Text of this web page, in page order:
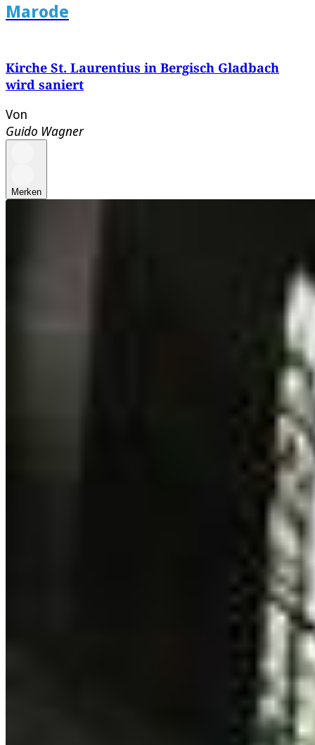
Marode
Kirche St. Laurentius in Bergisch Gladbach
wird saniert
Von
Guido Wagner
Merken